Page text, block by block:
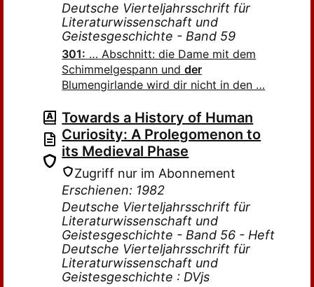
Deutsche Vierteljahrsschrift für
Literaturwissenschaft und
Geistesgeschichte - Band 59
301: … Abschnitt: die Dame mit dem
Schimmelgespann undder
Blumengirlande wird dir nicht in den …
Towards a History of Human
Curiosity: A Prolegomenon to
its Medieval Phase
Zugriff nur im Abonnement
Erschienen: 1982
Deutsche Vierteljahrsschrift für
Literaturwissenschaft und
Geistesgeschichte - Band 56 - Heft
Deutsche Vierteljahrsschrift für
Literaturwissenschaft und
Geistesgeschichte : DVjs